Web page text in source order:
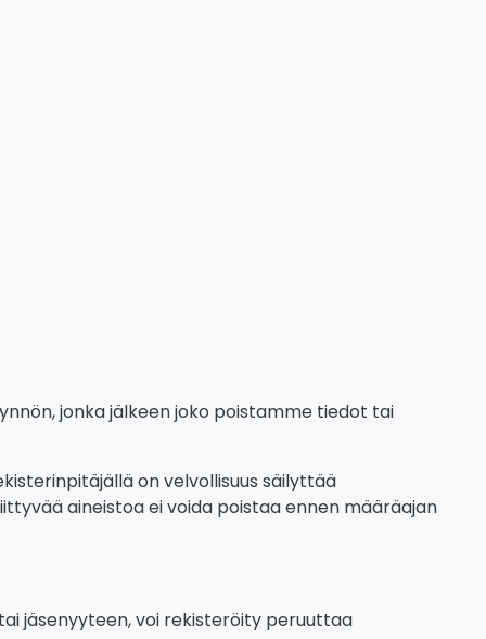
jonka jälkeen joko poistamme tiedot tai
on velvollisuus säilyttää
aineistoa ei voida poistaa ennen määräajan
jäsenyyteen, voi rekisteröity peruuttaa